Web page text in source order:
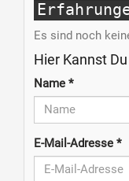
Es sind noch
Hier Kannst
Name *
E-Mail-Adresse *